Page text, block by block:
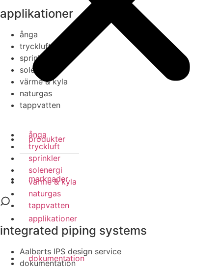
produkter
marknader
applikationer
dokumentation
applikationer
ånga
tryckluft
sprinkler
solenergi
värme & kyla
naturgas
tappvatten
ånga
tryckluft
sprinkler
solenergi
värme & kyla
naturgas
tappvatten
integrated piping systems
Aalberts IPS design service
dokumentation